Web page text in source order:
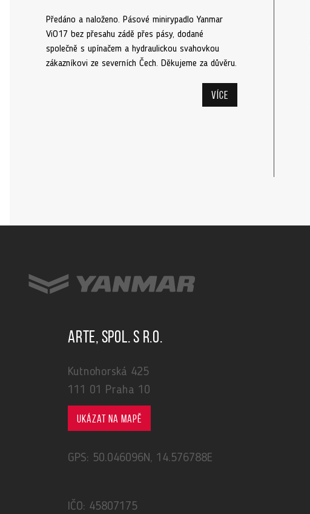
Předáno a naloženo. Pásové minirypadlo Yanmar
ViO17 bez přesahu zádě přes pásy, dodané
společně s upínačem a hydraulickou svahovkou
zákazníkovi ze severních Čech. Děkujeme za důvěru.
Více
ARTE, spol. s r.o.
Kutnohorská 425
111 01 Praha 10
Ukázat na mapě
GPS: 50.046096N, 14.576788E
IČO: 45807175